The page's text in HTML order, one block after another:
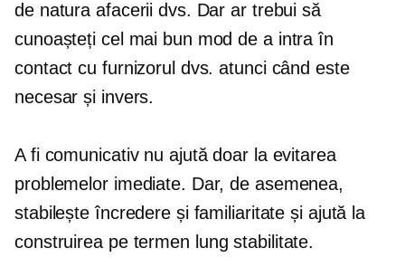
de natura afacerii dvs. Dar ar trebui să
cunoașteți cel mai bun mod de a intra în
contact cu furnizorul dvs. atunci când este
necesar și invers.
A fi comunicativ nu ajută doar la evitarea
problemelor imediate. Dar, de asemenea,
stabilește încredere și familiaritate și ajută la
construirea pe termen lung stabilitate.